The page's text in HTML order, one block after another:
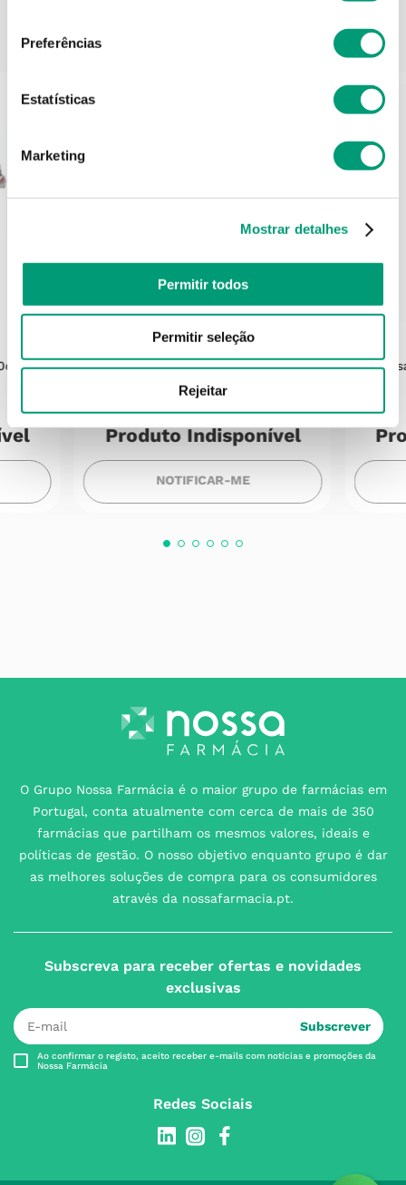
Preferências
Estatísticas
Marketing
Mostrar detalhes
Permitir todos
Permitir seleção
Rejeitar
PODERÁ TAMBÉM GOSTAR
HANSAPLAST
Hansaplast Med+ Penso Dedos Auto
Adesivo Azul 5mx2.5cm
Produto Indisponível
NOTIFICAR-ME
O Grupo Nossa Farmácia é o maior grupo de farmácias em
Portugal, conta atualmente com cerca de mais de 350
farmácias que partilham os mesmos valores, ideais e
políticas de gestão. O nosso objetivo enquanto grupo é dar
as melhores soluções de compra para os consumidores
através da nossafarmacia.pt.
Subscreva para receber ofertas e novidades
exclusivas
Subscrever
Ao confirmar o registo, aceito receber e-mails com notícias e promoções da
Nossa Farmácia
Redes Sociais